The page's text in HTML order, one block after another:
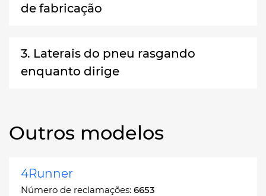
de fabricação
3. Laterais do pneu rasgando
enquanto dirige
Outros modelos
4Runner
Número de reclamações: 6653